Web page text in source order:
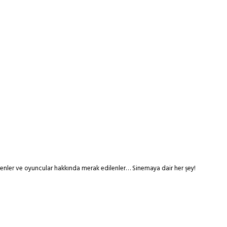
ve oyuncular hakkında merak edilenler… Sinemaya dair her şey!